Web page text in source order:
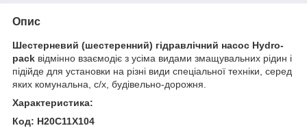
Опис
Шестерневий (шестеренний) гідравлічний насос Hydro-
pack відмінно взаємодіє з усіма видами змащувальних рідин і
підійде для установки на різні види спеціальної техніки, серед
яких комунальна, с/х, будівельно-дорожня.
Характеристика:
Код: H20C11X104